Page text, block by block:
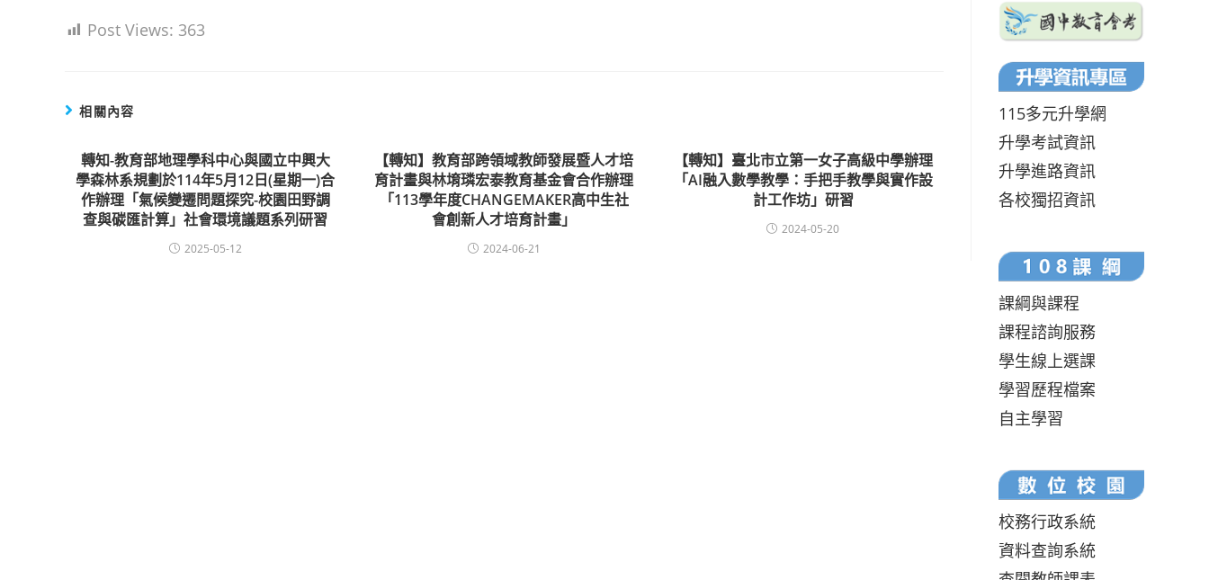
Post Views: 363
相關內容
轉知-教育部地理學科中心與國立中興大
學森林系規劃於114年5月12日(星期一)合
作辦理「氣候變遷問題探究-校園田野調
查與碳匯計算」社會環境議題系列研習
2025-05-12
【轉知】教育部跨領域教師發展暨人才培
育計畫與林堉璘宏泰教育基金會合作辦理
「113學年度CHANGEMAKER高中生社
會創新人才培育計畫」
2024-06-21
【轉知】臺北市立第一女子高級中學辦理
「AI融入數學教學：手把手教學與實作設
計工作坊」研習
2024-05-20
115多元升學網
升學考試資訊
升學進路資訊
各校獨招資訊
課綱與課程
課程諮詢服務
學生線上選課
學習歷程檔案
自主學習
校務行政系統
資料查詢系統